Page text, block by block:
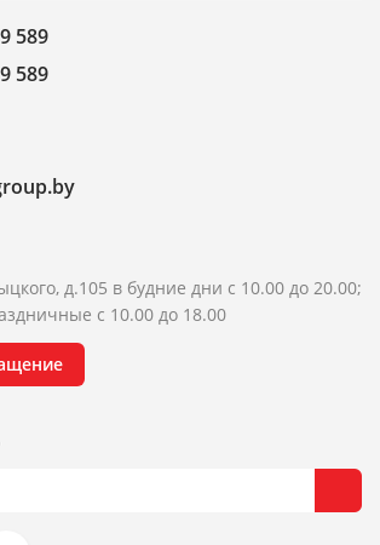
589
589
д.105 в будние дни с 10.00 до 20.00;
с 10.00 до 18.00